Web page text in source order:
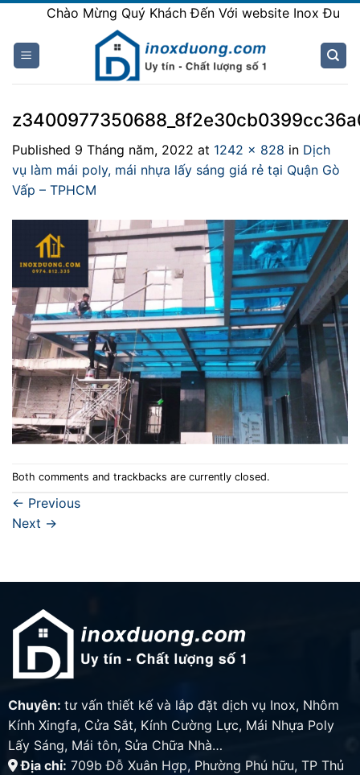
content
Chào Mừng Quý Khách Đến Với website Inox Đương
Published 9 Tháng năm, 2022 at 1242 × 828 in Dịch
vụ làm mái poly, mái nhựa lấy sáng giá rẻ tại Quận Gò
Vấp – TPHCM
Both comments and trackbacks are currently closed.
← Previous
Next →
Chuyên: tư vấn thiết kế và lắp đặt dịch vụ Inox, Nhôm
Kính Xingfa, Cửa Sắt, Kính Cường Lực, Mái Nhựa Poly
Lấy Sáng, Mái tôn, Sửa Chữa Nhà…
Địa chỉ: 709b Đỗ Xuân Hợp, Phường Phú hữu, TP Thủ